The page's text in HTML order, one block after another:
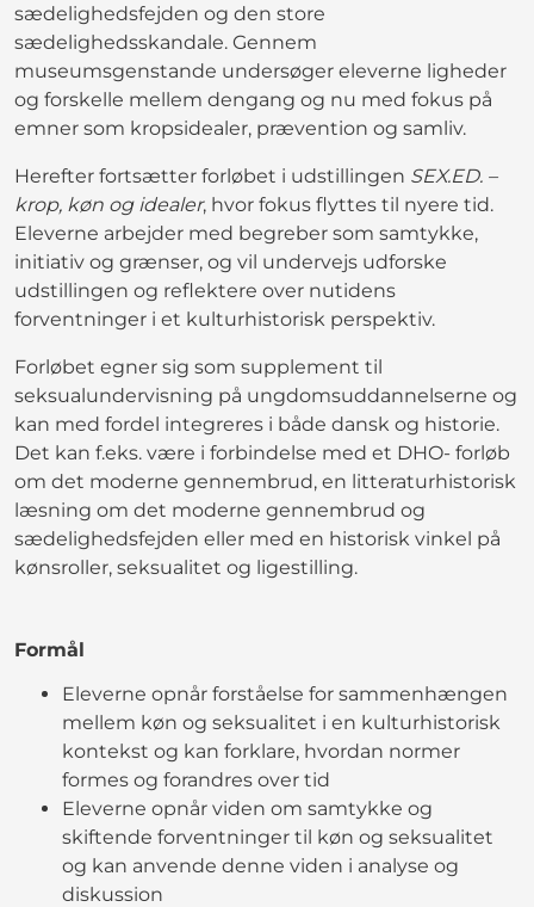
sædelighedsfejden og den store
sædelighedsskandale. Gennem
museumsgenstande undersøger eleverne ligheder
og forskelle mellem dengang og nu med fokus på
emner som kropsidealer, prævention og samliv.
Herefter fortsætter forløbet i udstillingen SEX.ED. –
krop, køn og idealer, hvor fokus flyttes til nyere tid.
Eleverne arbejder med begreber som samtykke,
initiativ og grænser, og vil undervejs udforske
udstillingen og reflektere over nutidens
forventninger i et kulturhistorisk perspektiv.
Forløbet egner sig som supplement til
seksualundervisning på ungdomsuddannelserne og
kan med fordel integreres i både dansk og historie.
Det kan f.eks. være i forbindelse med et DHO- forløb
om det moderne gennembrud, en litteraturhistorisk
læsning om det moderne gennembrud og
sædelighedsfejden eller med en historisk vinkel på
kønsroller, seksualitet og ligestilling.
Formål
Eleverne opnår forståelse for sammenhængen
mellem køn og seksualitet i en kulturhistorisk
kontekst og kan forklare, hvordan normer
formes og forandres over tid
Eleverne opnår viden om samtykke og
skiftende forventninger til køn og seksualitet
og kan anvende denne viden i analyse og
diskussion